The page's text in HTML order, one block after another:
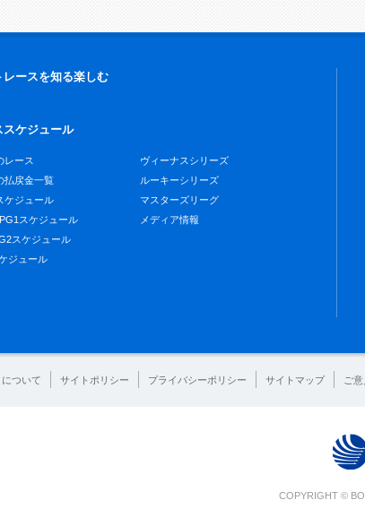
レースを知る楽しむ
スケジュール
レース
払戻金一覧
ケジュール
スケジュール
スケジュール
ジュール
ヴィーナスシリーズ
ルーキーシリーズ
マスターズリーグ
メディア情報
ついて サイトポリシー プライバシーポリシー サイトマップ ご
COPYRIGHT ©